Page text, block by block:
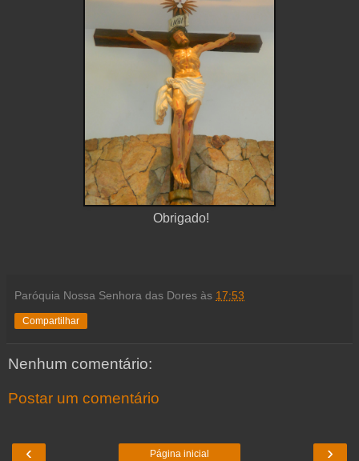
Obrigado!
Paróquia Nossa Senhora das Dores às 17:53
Compartilhar
Nenhum comentário:
Postar um comentário
‹ ›
Página inicial